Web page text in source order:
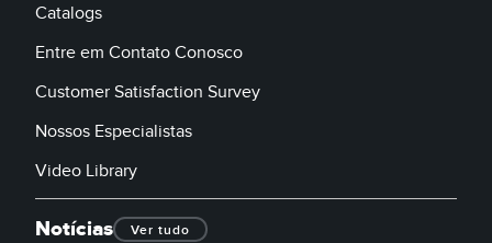
Catalogs
Entre em Contato Conosco
Customer Satisfaction Survey
Nossos Especialistas
Video Library
Notícias Ver tudo